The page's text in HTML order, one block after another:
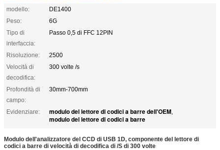
modello:
DE1400
Peso:
6G
Tipo di
interfaccia:
Passo 0,5 di FFC 12PIN
Risoluzione:
2500
Velocità di
decodifica:
300 volte /s
Profondità di
campo:
30mm-700mm
Evidenziare: modulo del lettore di codici a barre dell'OEM,
modulo del lettore di codici a barre
Modulo dell'analizzatore del CCD di USB 1D, componente del lettore di
codici a barre di velocità di decodifica di /S di 300 volte